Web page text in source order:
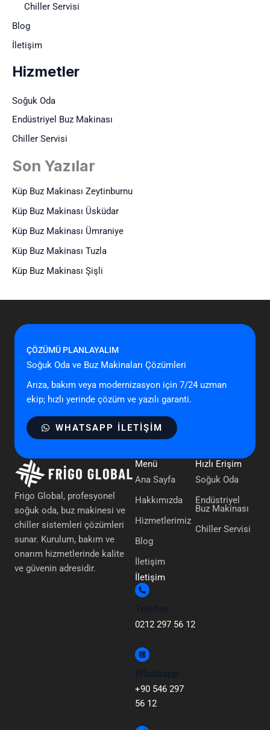
Chiller Servisi
Blog
İletişim
Hizmetler
Soğuk Oda
Endüstriyel Buz Makinası
Chiller Servisi
Son Yazılar
Küp Buz Makinası Zeytinburnu
Küp Buz Makinası Üsküdar
Küp Buz Makinası Ümraniye
Küp Buz Makinası Tuzla
Küp Buz Makinası Şişli
ÇÖZÜMÜ PLANLAYALIM
Soğuk Oda ve Buz Makinaları Çözümleri
Arıza, bakım veya modernizasyon için 7/24 uzman
ekip; hızlı yerinde çözüm ve yazılı garanti.
WHATSAPP ILETIŞIM
Frigo Global, profesyonel
soğuk oda, buz makinesi ve
chiller sistemleri çözümleri
sunar. Kurulum, bakım ve
onarım hizmetlerinde kalite
ve güvenin adresidir.
Menü
Ana Sayfa
Hakkımızda
Hizmetlerimiz
Blog
İletişim
Hızlı Erişim
Soğuk Oda
Endüstriyel
Buz Makinası
Chiller Servisi
İletişim
0212 297 56 12
+90 546 297
56 12